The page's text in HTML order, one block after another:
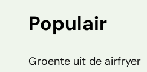
Populair
Groente uit de airfryer